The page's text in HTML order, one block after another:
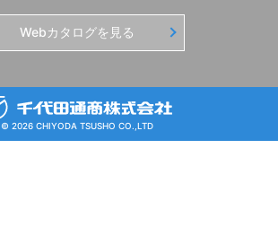
Webカタログを見る
© 2026 CHIYODA TSUSHO CO.,LTD